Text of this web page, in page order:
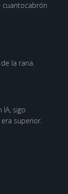
cuantocabrón
la rana.
sigo
superior.